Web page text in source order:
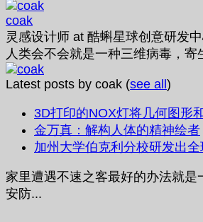
coak
灵感设计师 at 酷蝌星球创意研发
人类会不会就是一种三维病毒，
Latest posts by coak (see all)
3D打印的NOX灯将几何图形
金万真：解构人体的精神绘者
加州大学伯克利分校研发出
家里遭遇不速之客最好的办法就
安防...